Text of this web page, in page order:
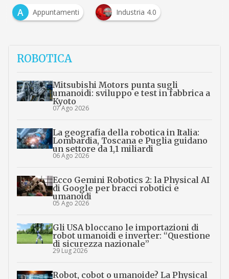
A
Appuntamenti Industria 4.0
ROBOTICA
Mitsubishi Motors punta sugli
umanoidi: sviluppo e test in fabbrica a
Kyoto
07 Ago 2026
La geografia della robotica in Italia:
Lombardia, Toscana e Puglia guidano
un settore da 1,1 miliardi
06 Ago 2026
Ecco Gemini Robotics 2: la Physical AI
di Google per bracci robotici e
umanoidi
05 Ago 2026
Gli USA bloccano le importazioni di
robot umanoidi e inverter: “Questione
di sicurezza nazionale”
29 Lug 2026
Robot, cobot o umanoide? La Physical